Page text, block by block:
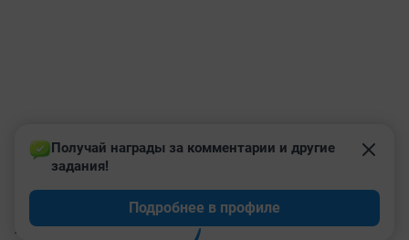
КОММЕНТАРИИ 5
Получай награды за комментарии и другие
задания!
Подробнее в профиле